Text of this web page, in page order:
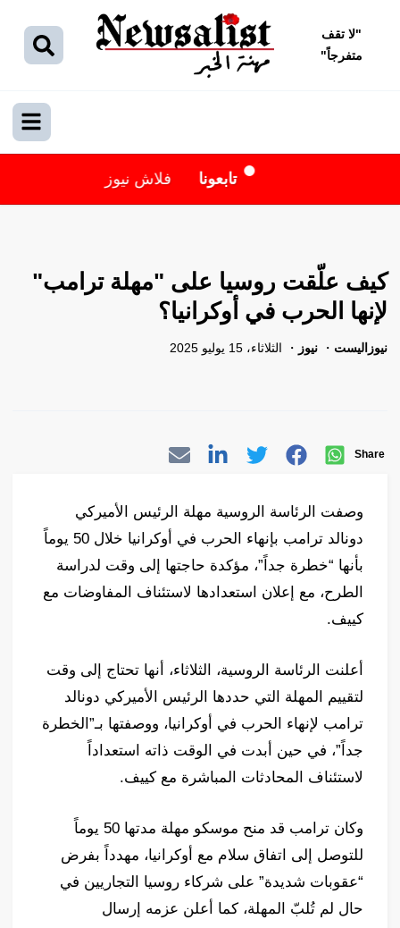
"لا تقف
متفرجاً"
تابعونا فلاش نيوز
كيف علّقت روسيا على "مهلة ترامب"
لإنها الحرب في أوكرانيا؟
نيوزاليست نيوز الثلاثاء، 15 يوليو 2025
Share
وصفت الرئاسة الروسية مهلة الرئيس الأميركي
دونالد ترامب بإنهاء الحرب في أوكرانيا خلال 50 يوماً
بأنها “خطرة جداً”، مؤكدة حاجتها إلى وقت لدراسة
الطرح، مع إعلان استعدادها لاستئناف المفاوضات مع
كييف.
أعلنت الرئاسة الروسية، الثلاثاء، أنها تحتاج إلى وقت
لتقييم المهلة التي حددها الرئيس الأميركي دونالد
ترامب لإنهاء الحرب في أوكرانيا، ووصفتها بـ”الخطرة
جداً”، في حين أبدت في الوقت ذاته استعداداً
لاستئناف المحادثات المباشرة مع كييف.
وكان ترامب قد منح موسكو مهلة مدتها 50 يوماً
للتوصل إلى اتفاق سلام مع أوكرانيا، مهدداً بفرض
“عقوبات شديدة” على شركاء روسيا التجاريين في
حال لم تُلبّ المهلة، كما أعلن عزمه إرسال